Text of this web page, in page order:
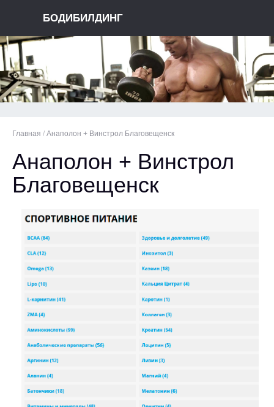
БОДИБИЛДИНГ
Главная / Анаполон + Винстрол Благовещенск
Анаполон + Винстрол
Благовещенск